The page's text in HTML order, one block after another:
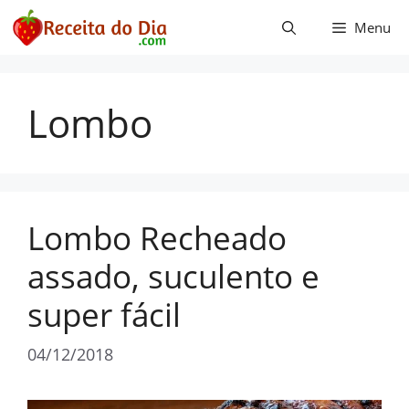
Pular
para
Menu
Lombo
Lombo Recheado
assado, suculento e
super fácil
04/12/2018